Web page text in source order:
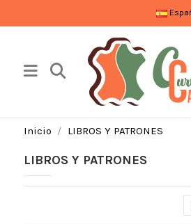
Inicio LIBROS Y PATRONES
LIBROS Y PATRONES